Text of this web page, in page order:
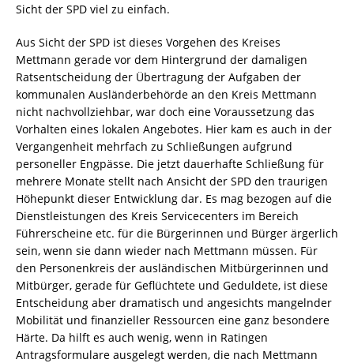
Sicht der SPD viel zu einfach.
Aus Sicht der SPD ist dieses Vorgehen des Kreises
Mettmann gerade vor dem Hintergrund der damaligen
Ratsentscheidung der Übertragung der Aufgaben der
kommunalen Ausländerbehörde an den Kreis Mettmann
nicht nachvollziehbar, war doch eine Voraussetzung das
Vorhalten eines lokalen Angebotes. Hier kam es auch in der
Vergangenheit mehrfach zu Schließungen aufgrund
personeller Engpässe. Die jetzt dauerhafte Schließung für
mehrere Monate stellt nach Ansicht der SPD den traurigen
Höhepunkt dieser Entwicklung dar. Es mag bezogen auf die
Dienstleistungen des Kreis Servicecenters im Bereich
Führerscheine etc. für die Bürgerinnen und Bürger ärgerlich
sein, wenn sie dann wieder nach Mettmann müssen. Für
den Personenkreis der ausländischen Mitbürgerinnen und
Mitbürger, gerade für Geflüchtete und Geduldete, ist diese
Entscheidung aber dramatisch und angesichts mangelnder
Mobilität und finanzieller Ressourcen eine ganz besondere
Härte. Da hilft es auch wenig, wenn in Ratingen
Antragsformulare ausgelegt werden, die nach Mettmann